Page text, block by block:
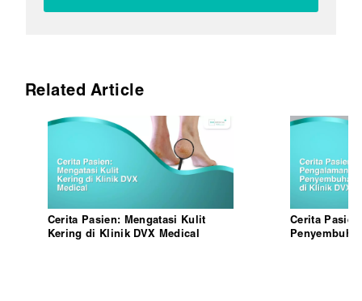
Related Article
Cerita Pasien: Mengatasi Kulit
Kering di Klinik DVX Medical
Cerita